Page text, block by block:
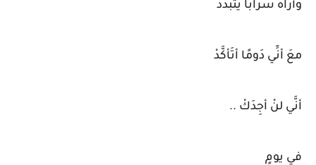
وأراهُ سرابًا يَتبدَّدْ
معَ أنِّي دَومًا أتَأكَّدْ
أنَّي لنْ أجِدَكْ ..
في يومٍ